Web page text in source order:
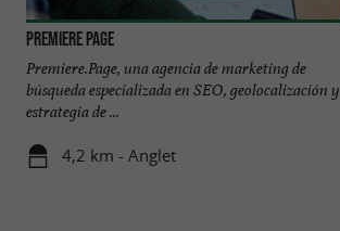
PREMIERE PAGE
Premiere.Page, una agencia de marketing de
búsqueda especializada en SEO, geolocalización y
estrategia de ...
4,2 km - Anglet